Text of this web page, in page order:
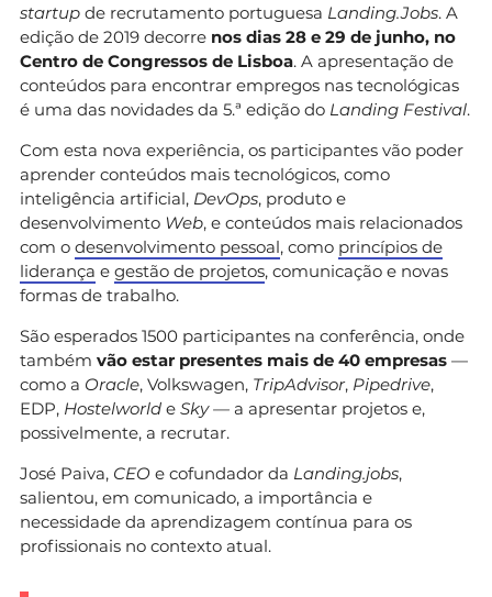
startup de recrutamento portuguesa Landing.Jobs. A
edição de 2019 decorre nos dias 28 e 29 de junho, no
Centro de Congressos de Lisboa. A apresentação de
conteúdos para encontrar empregos nas tecnológicas
é uma das novidades da 5.ª edição do Landing Festival.
Com esta nova experiência, os participantes vão poder
aprender conteúdos mais tecnológicos, como
inteligência artificial, DevOps, produto e
desenvolvimento Web, e conteúdos mais relacionados
com o desenvolvimento pessoal, como princípios de
liderança e gestão de projetos, comunicação e novas
formas de trabalho.
São esperados 1500 participantes na conferência, onde
também vão estar presentes mais de 40 empresas —
como a Oracle, Volkswagen, TripAdvisor, Pipedrive,
EDP, Hostelworld e Sky — a apresentar projetos e,
possivelmente, a recrutar.
José Paiva, CEO e cofundador da Landing.jobs,
salientou, em comunicado, a importância e
necessidade da aprendizagem contínua para os
profissionais no contexto atual.